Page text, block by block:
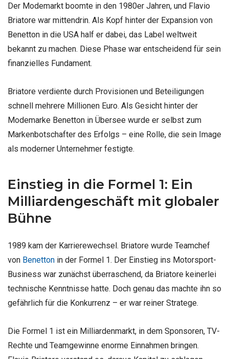
Der Modemarkt boomte in den 1980er Jahren, und Flavio
Briatore war mittendrin. Als Kopf hinter der Expansion von
Benetton in die USA half er dabei, das Label weltweit
bekannt zu machen. Diese Phase war entscheidend für sein
finanzielles Fundament.
Briatore verdiente durch Provisionen und Beteiligungen
schnell mehrere Millionen Euro. Als Gesicht hinter der
Modemarke Benetton in Übersee wurde er selbst zum
Markenbotschafter des Erfolgs – eine Rolle, die sein Image
als moderner Unternehmer festigte.
Einstieg in die Formel 1: Ein
Milliardengeschäft mit globaler
Bühne
1989 kam der Karrierewechsel. Briatore wurde Teamchef
von Benetton in der Formel 1. Der Einstieg ins Motorsport-
Business war zunächst überraschend, da Briatore keinerlei
technische Kenntnisse hatte. Doch genau das machte ihn so
gefährlich für die Konkurrenz – er war reiner Stratege.
Die Formel 1 ist ein Milliardenmarkt, in dem Sponsoren, TV-
Rechte und Teamgewinne enorme Einnahmen bringen.